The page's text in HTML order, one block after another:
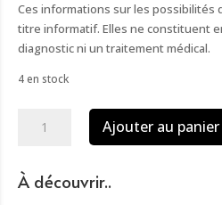
Ces informations sur les possibilités
titre informatif. Elles ne constituent
diagnostic ni un traitement médical.
4 en stock
quartz
Ajouter au panier
À découvrir..